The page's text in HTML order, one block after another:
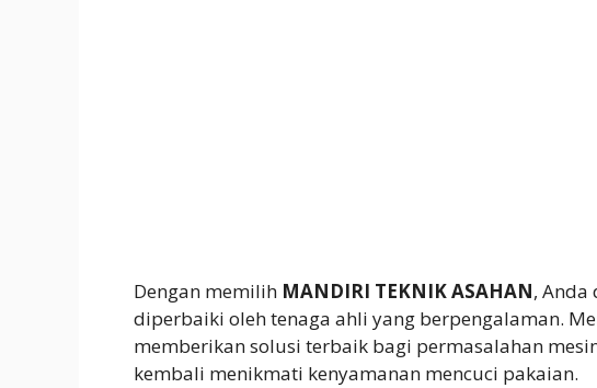
Dengan memilih MANDIRI TEKNIK ASAHAN, Anda
diperbaiki oleh tenaga ahli yang berpengalaman.
memberikan solusi terbaik bagi permasalahan
kembali menikmati kenyamanan mencuci pakaian.